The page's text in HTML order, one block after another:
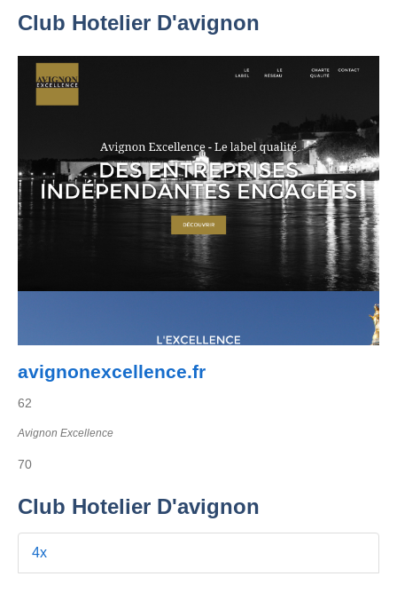
Club Hotelier D'avignon
avignonexcellence.fr
62
Avignon Excellence
70
Club Hotelier D'avignon
4x